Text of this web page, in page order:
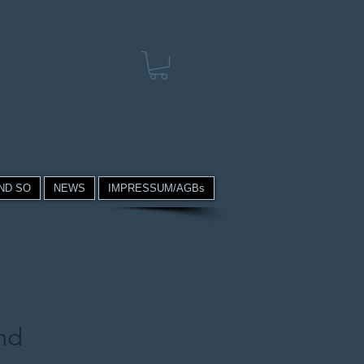
SO NEWS IMPRESSUM/AGBs